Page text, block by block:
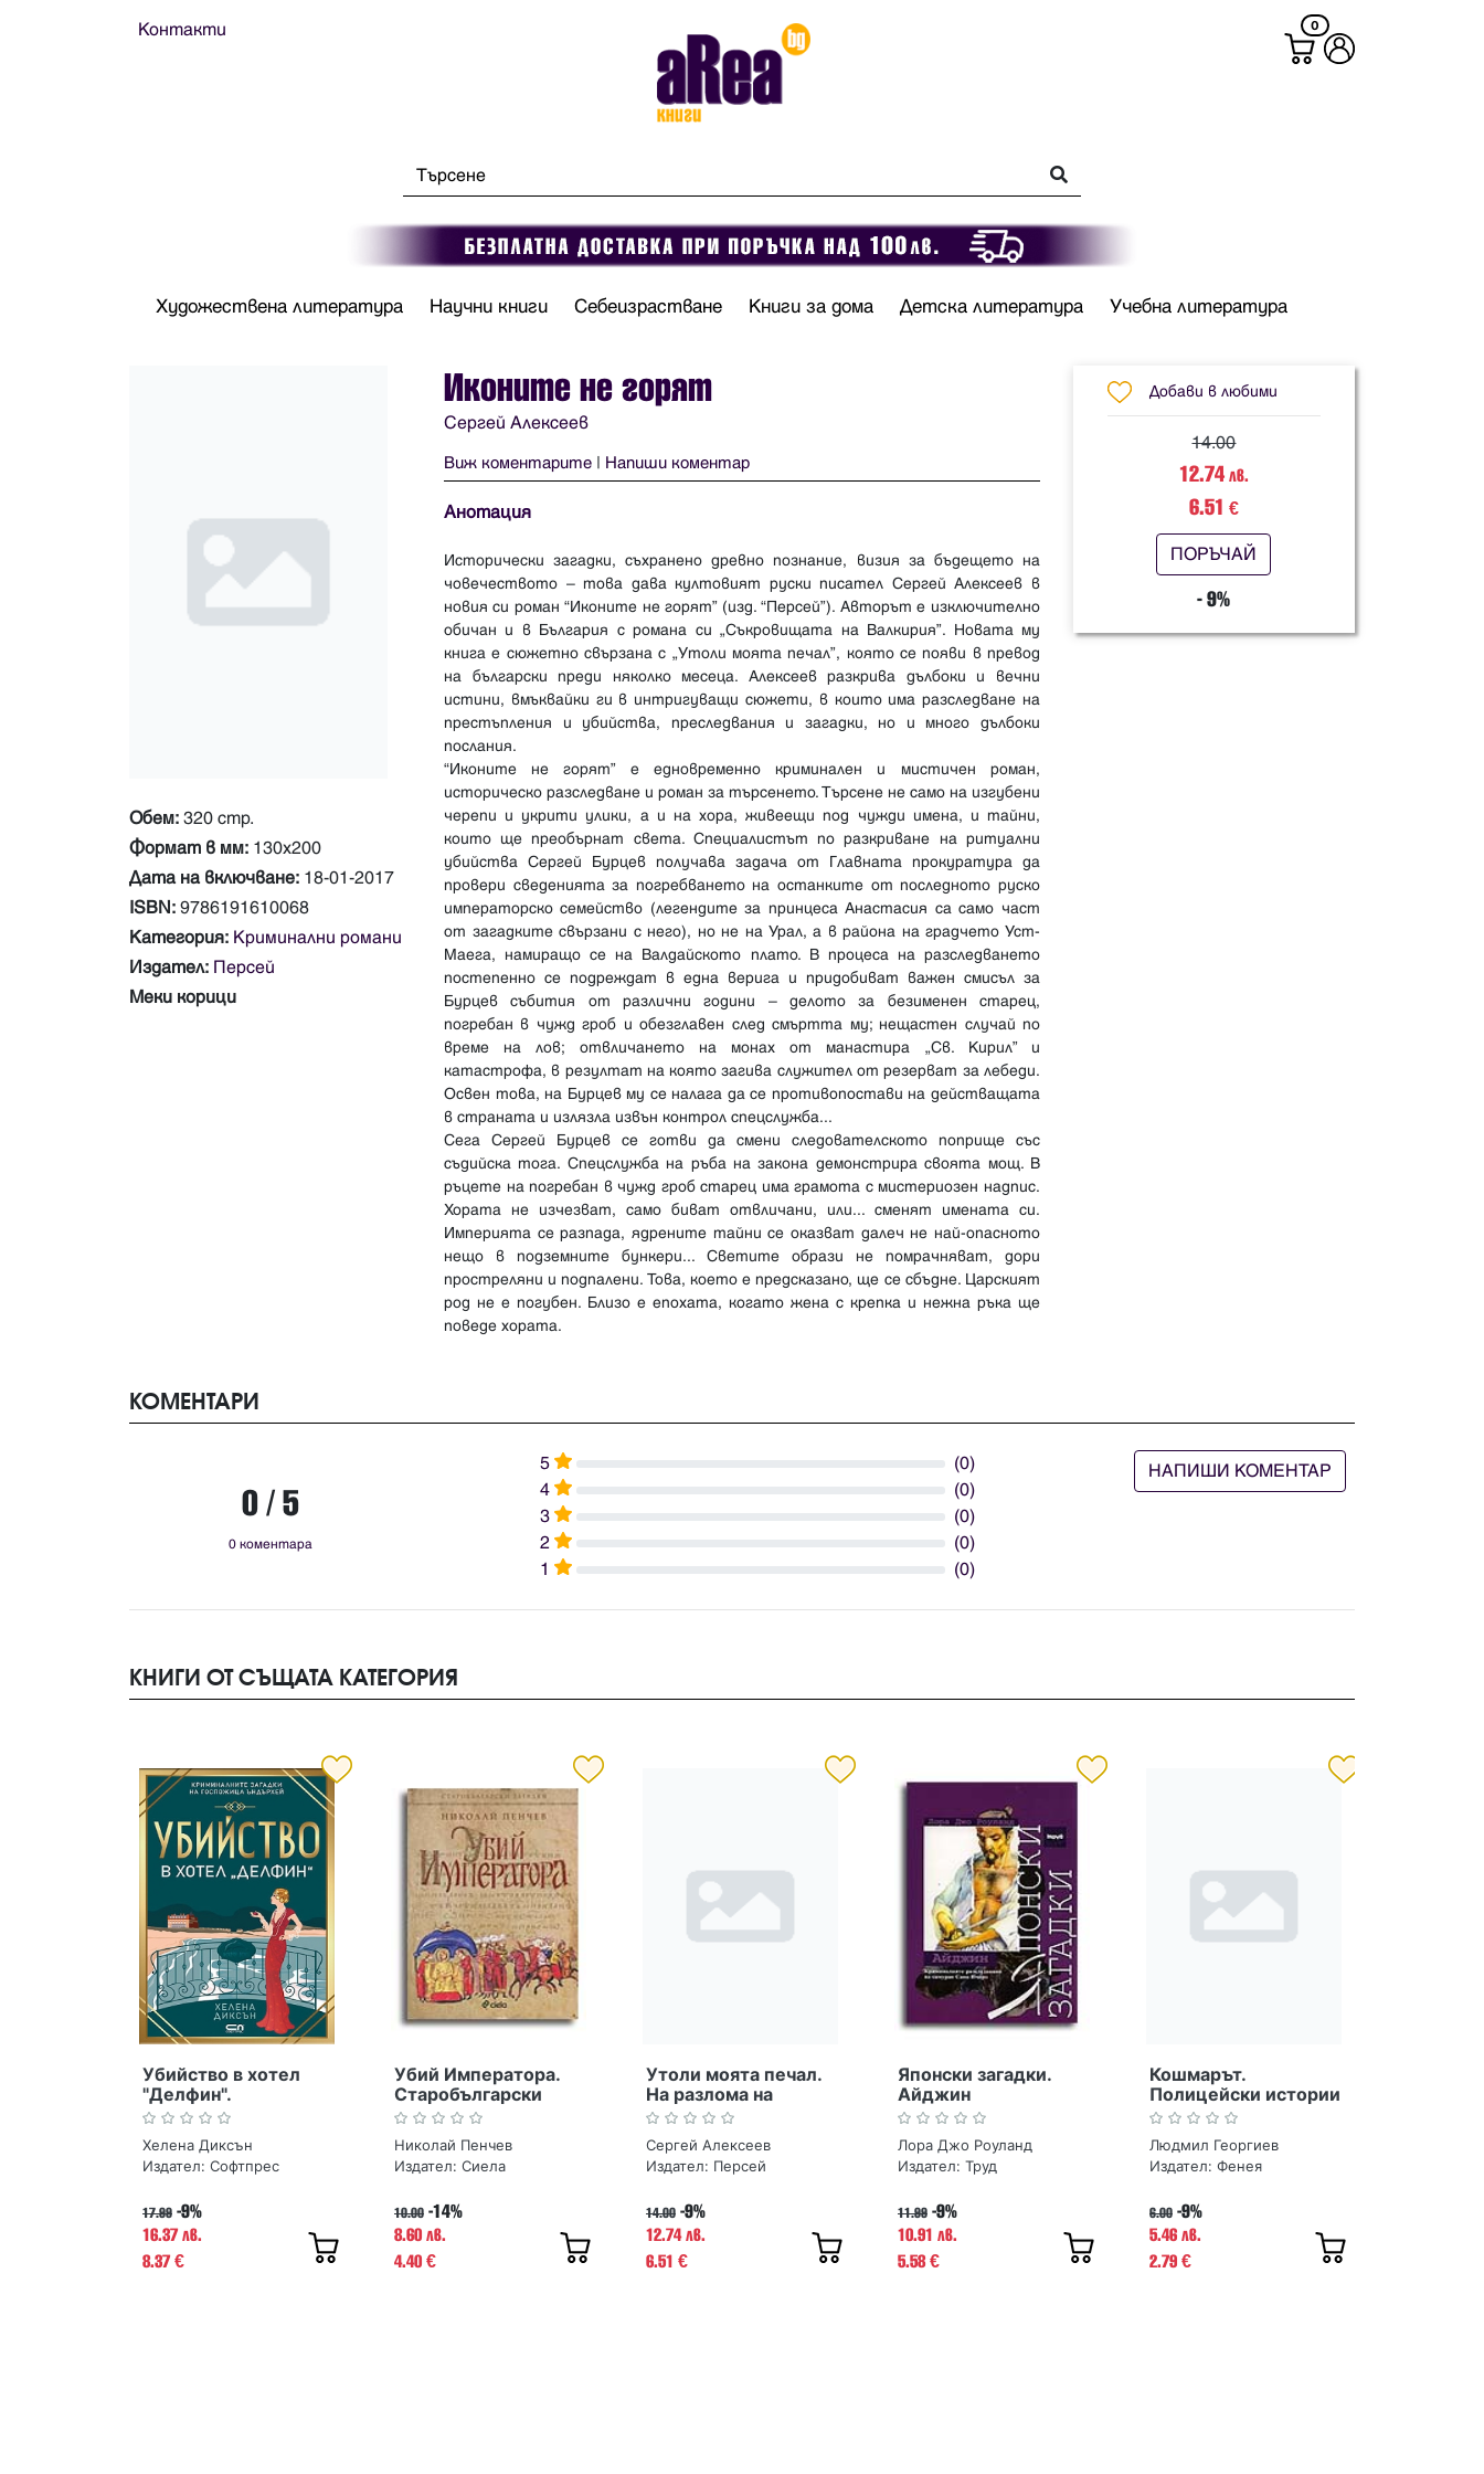
Контакти 0
Художествена литература Научни книги Себеизрастване Книги за дома Детска литература Учебна литература
Обем: 320 стр.
Формат в мм: 130х200
Дата на включване: 18-01-2017
ISBN: 9786191610068
Категория: Криминални романи
Издател: Персей
Меки корици
Иконите не горят
Сергей Алексеев
Виж коментарите | Напиши коментар
Анотация
Исторически загадки, съхранено древно познание, визия за бъдещето на
човечеството – това дава култовият руски писател Сергей Алексеев в
новия си роман “Иконите не горят” (изд. “Персей”). Авторът е изключително
обичан и в България с романа си „Съкровищата на Валкирия”. Новата му
книга е сюжетно свързана с „Утоли моята печал”, която се появи в превод
на български преди няколко месеца. Алексеев разкрива дълбоки и вечни
истини, вмъквайки ги в интригуващи сюжети, в които има разследване на
престъпления и убийства, преследвания и загадки, но и много дълбоки
послания.
“Иконите не горят” е едновременно криминален и мистичен роман,
историческо разследване и роман за търсенето. Търсене не само на изгубени
черепи и укрити улики, а и на хора, живеещи под чужди имена, и тайни,
които ще преобърнат света. Специалистът по разкриване на ритуални
убийства Сергей Бурцев получава задача от Главната прокуратура да
провери сведенията за погребването на останките от последното руско
императорско семейство (легендите за принцеса Анастасия са само част
от загадките свързани с него), но не на Урал, а в района на градчето Уст-
Маега, намиращо се на Валдайското плато. В процеса на разследването
постепенно се подреждат в една верига и придобиват важен смисъл за
Бурцев събития от различни години – делото за безименен старец,
погребан в чужд гроб и обезглавен след смъртта му; нещастен случай по
време на лов; отвличането на монах от манастира „Св. Кирил” и
катастрофа, в резултат на която загива служител от резерват за лебеди.
Освен това, на Бурцев му се налага да се противопостави на действащата
в страната и излязла извън контрол спецслужба...
Сега Сергей Бурцев се готви да смени следователското поприще със
съдийска тога. Спецслужба на ръба на закона демонстрира своята мощ. В
ръцете на погребан в чужд гроб старец има грамота с мистериозен надпис.
Хората не изчезват, само биват отвличани, или... сменят имената си.
Империята се разпада, ядрените тайни се оказват далеч не най-опасното
нещо в подземните бункери... Светите образи не помрачняват, дори
простреляни и подпалени. Това, което е предсказано, ще се сбъдне. Царският
род не е погубен. Близо е епохата, когато жена с крепка и нежна ръка ще
поведе хората.
Добави в любими
14.00
12.74лв.
6.51 €
ПОРЪЧАЙ
- 9%
КОМЕНТАРИ
0 / 5
0 коментара
5
(0)
4
(0)
3
(0)
2
(0)
1
(0)
НАПИШИ КОМЕНТАР
КНИГИ ОТ СЪЩАТА КАТЕГОРИЯ
Убийство в хотел
"Делфин".
Криминалните
загадки на
госпожица Ъндърхей
Хелена Диксън
Издател: Софтпрес
17.99 -9%
16.37 лв.
8.37€
Убий Императора.
Старобългарски
загадки
Николай Пенчев
Издател: Сиела
10.00 -14%
8.60 лв.
4.40 €
Утоли моята печал.
На разлома на
времето
Сергей Алексеев
Издател: Персей
14.00 -9%
12.74 лв.
6.51 €
Японски загадки.
Айджин
Лора Джо Роуланд
Издател: Труд
11.99 -9%
10.91 лв.
5.58€
Кошмарът.
Полицейски истории
по действителни
случаи
Людмил Георгиев
Издател: Фенея
6.00 -9%
5.46 лв.
2.79 €